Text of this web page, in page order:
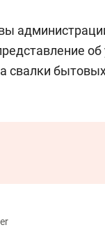
свалки